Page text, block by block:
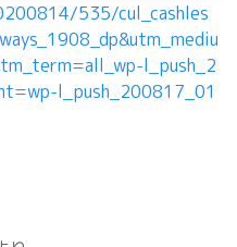
535/cul_cashles
l_push_2
l_push_200817_01